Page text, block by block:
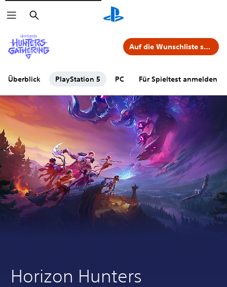
Suchen
Überblick PlayStation 5 PC Für Spieltest anmelden
Auf die Wunschliste setzen
Horizon Hunters